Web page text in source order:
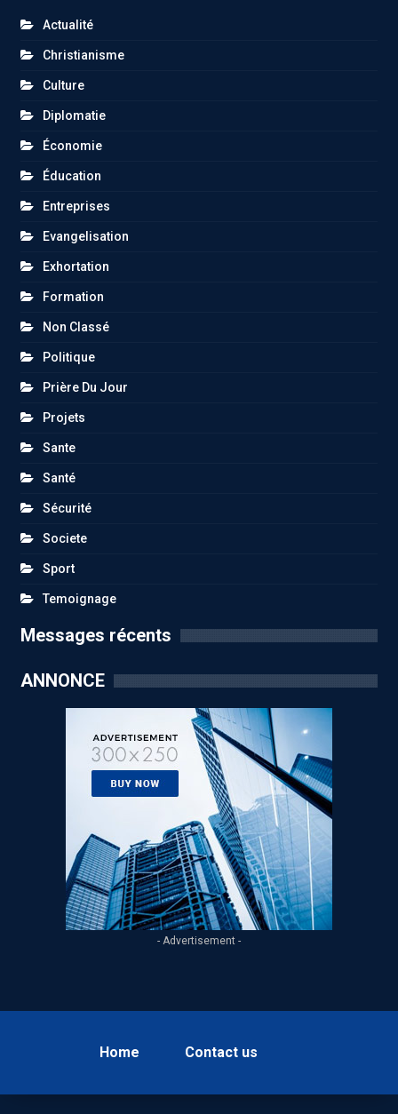
Actualité
Christianisme
Culture
Diplomatie
Économie
Éducation
Entreprises
Evangelisation
Exhortation
Formation
Non Classé
Politique
Prière Du Jour
Projets
Sante
Santé
Sécurité
Societe
Sport
Temoignage
Messages récents
ANNONCE
- Advertisement -
Home Contact us